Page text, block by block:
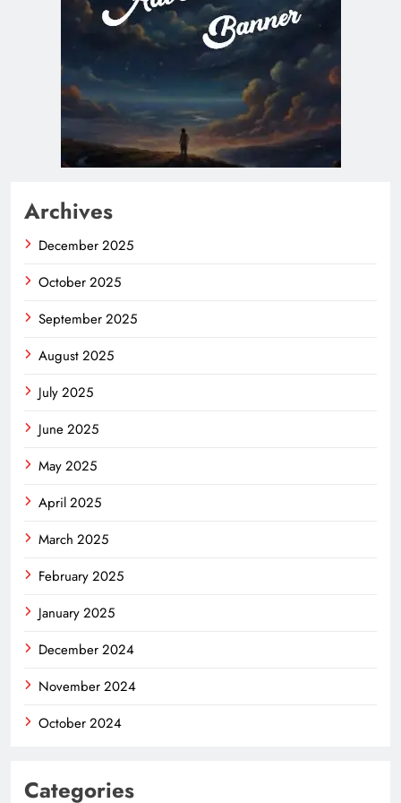
Archives
December 2025
October 2025
September 2025
August 2025
July 2025
June 2025
May 2025
April 2025
March 2025
February 2025
January 2025
December 2024
November 2024
October 2024
Categories